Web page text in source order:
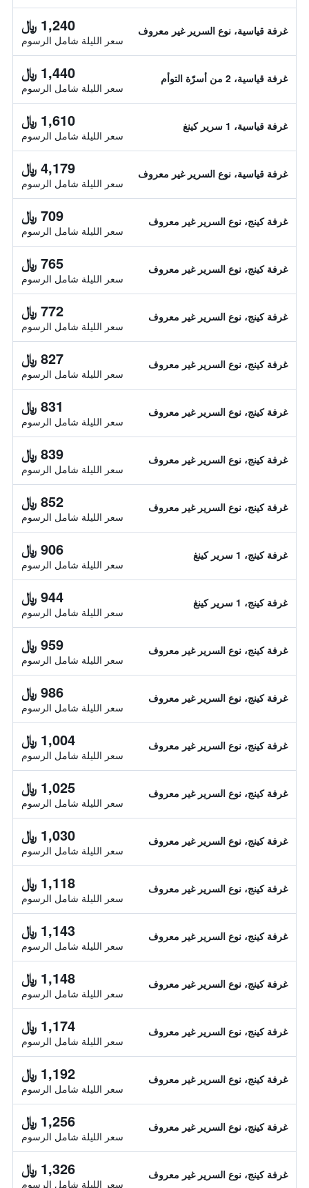
غرفة قياسية، نوع السرير غير معروف 1,240 ﷼
سعر الليلة شامل الرسوم
غرفة قياسية، 2 من أسرّة التوأم 1,440 ﷼
سعر الليلة شامل الرسوم
غرفة قياسية، 1 سرير كينغ 1,610 ﷼
سعر الليلة شامل الرسوم
غرفة قياسية، نوع السرير غير معروف 4,179 ﷼
سعر الليلة شامل الرسوم
غرفة كينج، نوع السرير غير معروف 709 ﷼
سعر الليلة شامل الرسوم
غرفة كينج، نوع السرير غير معروف 765 ﷼
سعر الليلة شامل الرسوم
غرفة كينج، نوع السرير غير معروف 772 ﷼
سعر الليلة شامل الرسوم
غرفة كينج، نوع السرير غير معروف 827 ﷼
سعر الليلة شامل الرسوم
غرفة كينج، نوع السرير غير معروف 831 ﷼
سعر الليلة شامل الرسوم
غرفة كينج، نوع السرير غير معروف 839 ﷼
سعر الليلة شامل الرسوم
غرفة كينج، نوع السرير غير معروف 852 ﷼
سعر الليلة شامل الرسوم
غرفة كينج، 1 سرير كينغ 906 ﷼
سعر الليلة شامل الرسوم
غرفة كينج، 1 سرير كينغ 944 ﷼
سعر الليلة شامل الرسوم
غرفة كينج، نوع السرير غير معروف 959 ﷼
سعر الليلة شامل الرسوم
غرفة كينج، نوع السرير غير معروف 986 ﷼
سعر الليلة شامل الرسوم
غرفة كينج، نوع السرير غير معروف 1,004 ﷼
سعر الليلة شامل الرسوم
غرفة كينج، نوع السرير غير معروف 1,025 ﷼
سعر الليلة شامل الرسوم
غرفة كينج، نوع السرير غير معروف 1,030 ﷼
سعر الليلة شامل الرسوم
غرفة كينج، نوع السرير غير معروف 1,118 ﷼
سعر الليلة شامل الرسوم
غرفة كينج، نوع السرير غير معروف 1,143 ﷼
سعر الليلة شامل الرسوم
غرفة كينج، نوع السرير غير معروف 1,148 ﷼
سعر الليلة شامل الرسوم
غرفة كينج، نوع السرير غير معروف 1,174 ﷼
سعر الليلة شامل الرسوم
غرفة كينج، نوع السرير غير معروف 1,192 ﷼
سعر الليلة شامل الرسوم
غرفة كينج، نوع السرير غير معروف 1,256 ﷼
سعر الليلة شامل الرسوم
غرفة كينج، نوع السرير غير معروف 1,326 ﷼
سعر الليلة شامل الرسوم